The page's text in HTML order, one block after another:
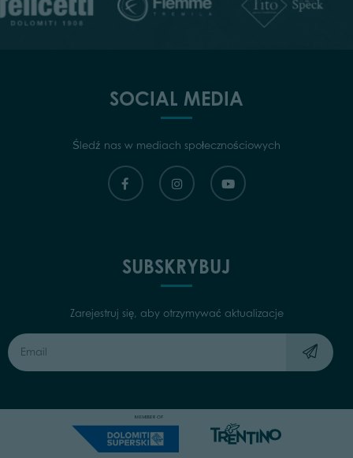
SOCIAL MEDIA
Śledź nas w mediach społecznościowych
SUBSKRYBUJ
Zarejestruj się, aby otrzymywać aktualizacje